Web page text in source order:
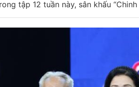
tập 12 tuần này, sân khấu